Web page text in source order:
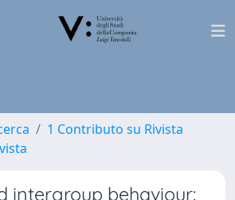
1 Contributo su Rivista
intergroup behaviour: